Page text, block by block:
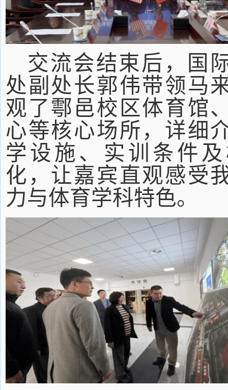
交流会结束后，国
处副处长郭伟带领马
观了鄠邑校区体育馆
心等核心场所，详细
学设施、实训条件
化，让嘉宾直观感受
力与体育学科特色。